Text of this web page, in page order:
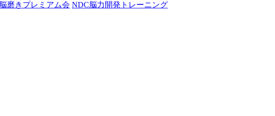
脳磨きプレミアム会 NDC脳力開発トレーニング